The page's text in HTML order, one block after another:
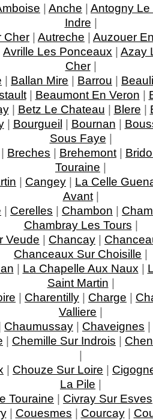
| Anche | Antogny Le
Indre |
Cher | Autreche | Auzouer
Avrille Les Ponceaux | Azay
Cher|
| Ballan Mire | Barrou |
| Beaumont En Veron |
| Betz Le Chateau | Blere |
| Bourgueil | Bournan |
Sous Faye |
| Breches | Brehemont |
Touraine |
| Cangey | La Celle
Avant|
| Cerelles | Chambon |
Chambray Les Tours |
Veude | Chancay |
Chanceaux Sur Choisille |
| La Chapelle Aux Naux |
Saint Martin |
| Charentilly | Charge |
Valliere |
Chaumussay | Chaveignes |
| Chemille Sur Indrois |
|
| Chouze Sur Loire |
La Pile |
Touraine | Civray Sur Esves
| Couesmes | Courcay|